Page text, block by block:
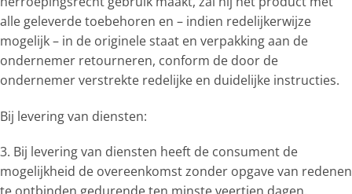
alle geleverde toebehoren en – indien redelijkerwijze
mogelijk – in de originele staat en verpakking aan de
ondernemer retourneren, conform de door de
ondernemer verstrekte redelijke en duidelijke instructies.
Bij levering van diensten:
3. Bij levering van diensten heeft de consument de
mogelijkheid de overeenkomst zonder opgave van redenen